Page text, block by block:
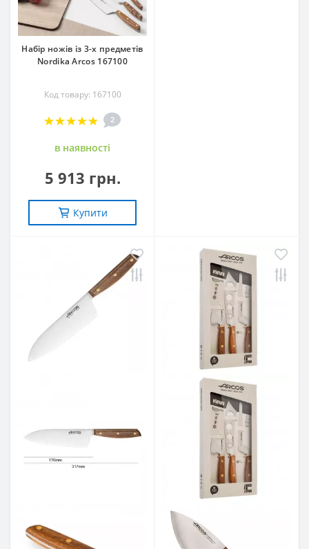
Набір ножів із 3-х предметів
Nordika Arcos 167100
Код товару: 167100
2
в наявностi
5 913 грн.
Купити